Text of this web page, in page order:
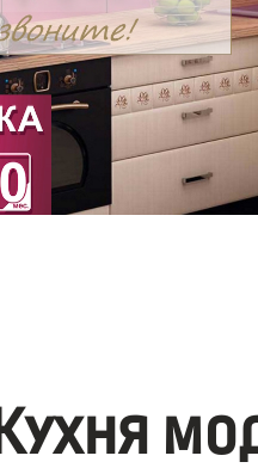
Кухня